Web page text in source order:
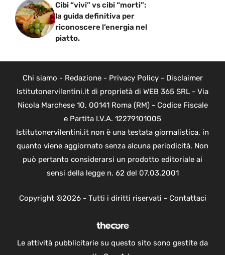
Cibi “vivi” vs cibi “morti”:
la guida definitiva per
riconoscere l’energia nel
piatto.
Chi siamo - Redazione- Privacy Policy- Disclaimer
Istitutonervilentini.it di proprietà di WEB 365 SRL - Via
Nicola Marchese 10, 00141 Roma (RM) - Codice Fiscale
e Partita I.V.A. 12279101005
Istitutonervilentini.it non è una testata giornalistica, in
quanto viene aggiornato senza alcuna periodicità. Non
può pertanto considerarsi un prodotto editoriale ai
sensi della legge n. 62 del 07.03.2001
Copyright ©2026 - Tutti i diritti riservati - Contattaci
Le attività pubblicitarie su questo sito sono gestite da